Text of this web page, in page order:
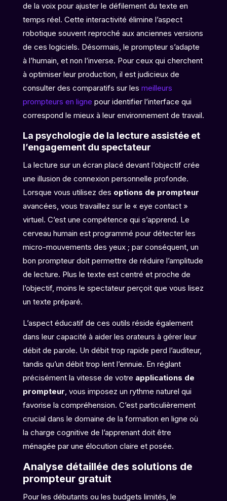
de la voix pour ajuster le défilement du texte en
temps réel. Cette interactivité élimine l’aspect
robotique souvent reproché aux anciennes versions
de ces logiciels. Désormais, le prompteur s’adapte
à l’humain, et non l’inverse. Pour ceux qui cherchent
à optimiser leur production, il est judicieux de
consulter des comparatifs sur les meilleurs
prompteurs en ligne pour identifier l’interface qui
correspond le mieux à leur environnement de travail.
La psychologie de la lecture assistée et
l’engagement du spectateur
La lecture sur un écran placé devant l’objectif crée
une illusion de connexion personnelle profonde.
Lorsque vous utilisez des options de prompteur
avancées, vous travaillez sur le « eye contact »
virtuel. C’est une compétence qui s’apprend. Le
cerveau humain est programmé pour détecter les
micro-mouvements des yeux ; par conséquent, un
bon prompteur doit permettre de réduire l’amplitude
de lecture. Plus le texte est centré et proche de
l’objectif, moins le spectateur perçoit que vous lisez
un texte préparé.
L’aspect éducatif de ces outils réside également
dans leur capacité à aider les orateurs à gérer leur
débit de parole. Un débit trop rapide perd l’auditeur,
tandis qu’un débit trop lent l’ennuie. En réglant
précisément la vitesse de votre applications de
prompteur , vous imposez un rythme naturel qui
favorise la compréhension. C’est particulièrement
crucial dans le domaine de la formation en ligne où
la charge cognitive de l’apprenant doit être
ménagée par une élocution claire et posée.
Analyse détaillée des solutions de
prompteur gratuit
Pour les débutants ou les budgets limités, le